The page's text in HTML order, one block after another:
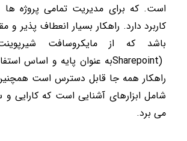
است. که برای مدیریت تمامی پروژه ها
کاربرد دارد. راهکار بسیار انعطاف پذیر
باشد که از مایکروسافت
Sharepoint)به عنوان پایه و اساس
راهکار همه جا قابل دسترس است
شامل ابزارهای آشنایی است که کارایی و
می برد.